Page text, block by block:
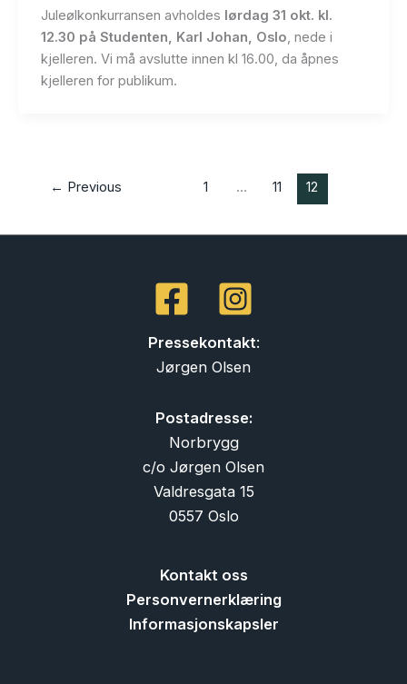
Juleølkonkurransen avholdes lørdag 31 okt. kl.
12.30 på Studenten, Karl Johan, Oslo, nede i
kjelleren. Vi må avslutte innen kl 16.00, da åpnes
kjelleren for publikum.
← Previous 1 … 11 12
Pressekontakt:
Jørgen Olsen
Postadresse:
Norbrygg
c/o Jørgen Olsen
Valdresgata 15
0557 Oslo
Kontakt oss
Personvernerklæring
Informasjonskapsler